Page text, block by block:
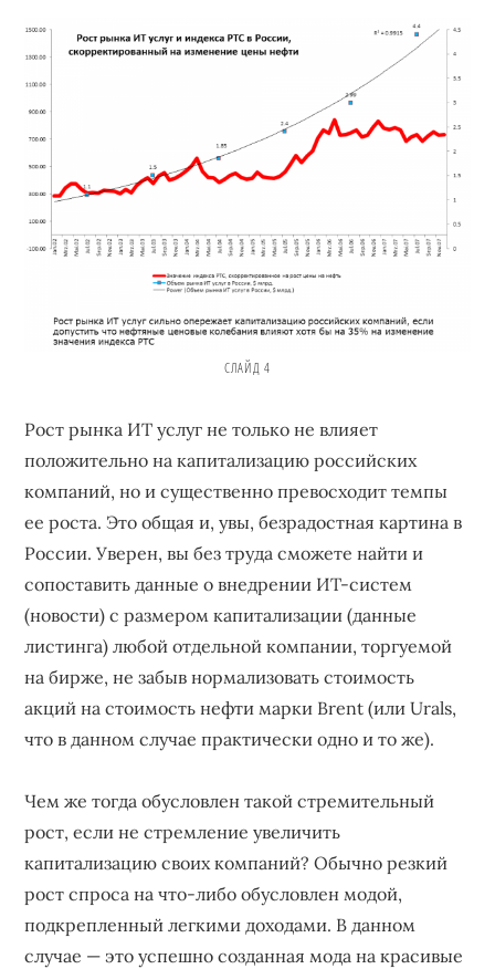
СЛАЙД 4
Рост рынка ИТ услуг не только не влияет
положительно на капитализацию российских
компаний, но и существенно превосходит темпы
ее роста. Это общая и, увы, безрадостная картина в
России. Уверен, вы без труда сможете найти и
сопоставить данные о внедрении ИТ-систем
(новости) с размером капитализации (данные
листинга) любой отдельной компании, торгуемой
на бирже, не забыв нормализовать стоимость
акций на стоимость нефти марки Brent (или Urals,
что в данном случае практически одно и то же).
Чем же тогда обусловлен такой стремительный
рост, если не стремление увеличить
капитализацию своих компаний? Обычно резкий
рост спроса на что-либо обусловлен модой,
подкрепленный легкими доходами. В данном
случае — это успешно созданная мода на красивые